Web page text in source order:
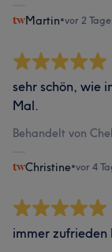
Martin•vor 2
sehr schön, wie
Mal.
Behandelt von
Christine•vor 4
immer zufrieden